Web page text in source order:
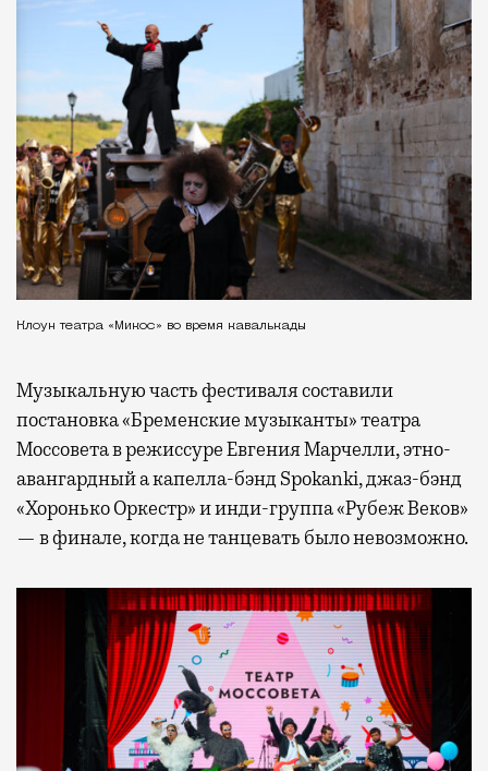
Клоун театра «Микос» во время кавалькады
Музыкальную часть фестиваля составили
постановка «Бременские музыканты» театра
Моссовета в режиссуре Евгения Марчелли, этно-
авангардный а капелла-бэнд Spokanki, джаз-бэнд
«Хоронько Оркестр» и инди-группа «Рубеж Веков»
— в финале, когда не танцевать было невозможно.